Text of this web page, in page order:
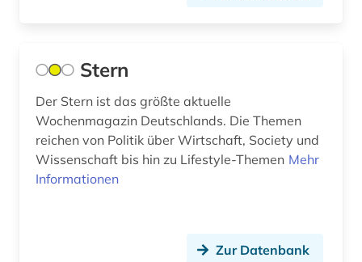
hessen (2)
heusden (1)
hispanistik (4)
hispanoamerika (1)
Stern
Der Stern ist das größte aktuelle
Wochenmagazin Deutschlands. Die Themen
reichen von Politik über Wirtschaft, Society und
Wissenschaft bis hin zu Lifestyle-Themen Mehr
Informationen
Zur Datenbank